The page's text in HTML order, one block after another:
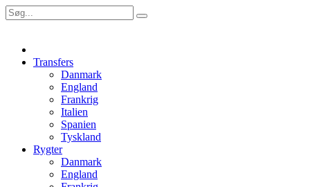
Transfers
Danmark
England
Frankrig
Italien
Spanien
Tyskland
Rygter
Danmark
England